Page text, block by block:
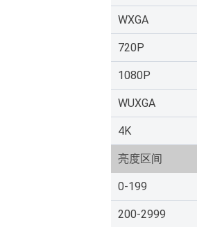
WXGA
720P
1080P
WUXGA
4K
亮度区间
0-199
200-2999